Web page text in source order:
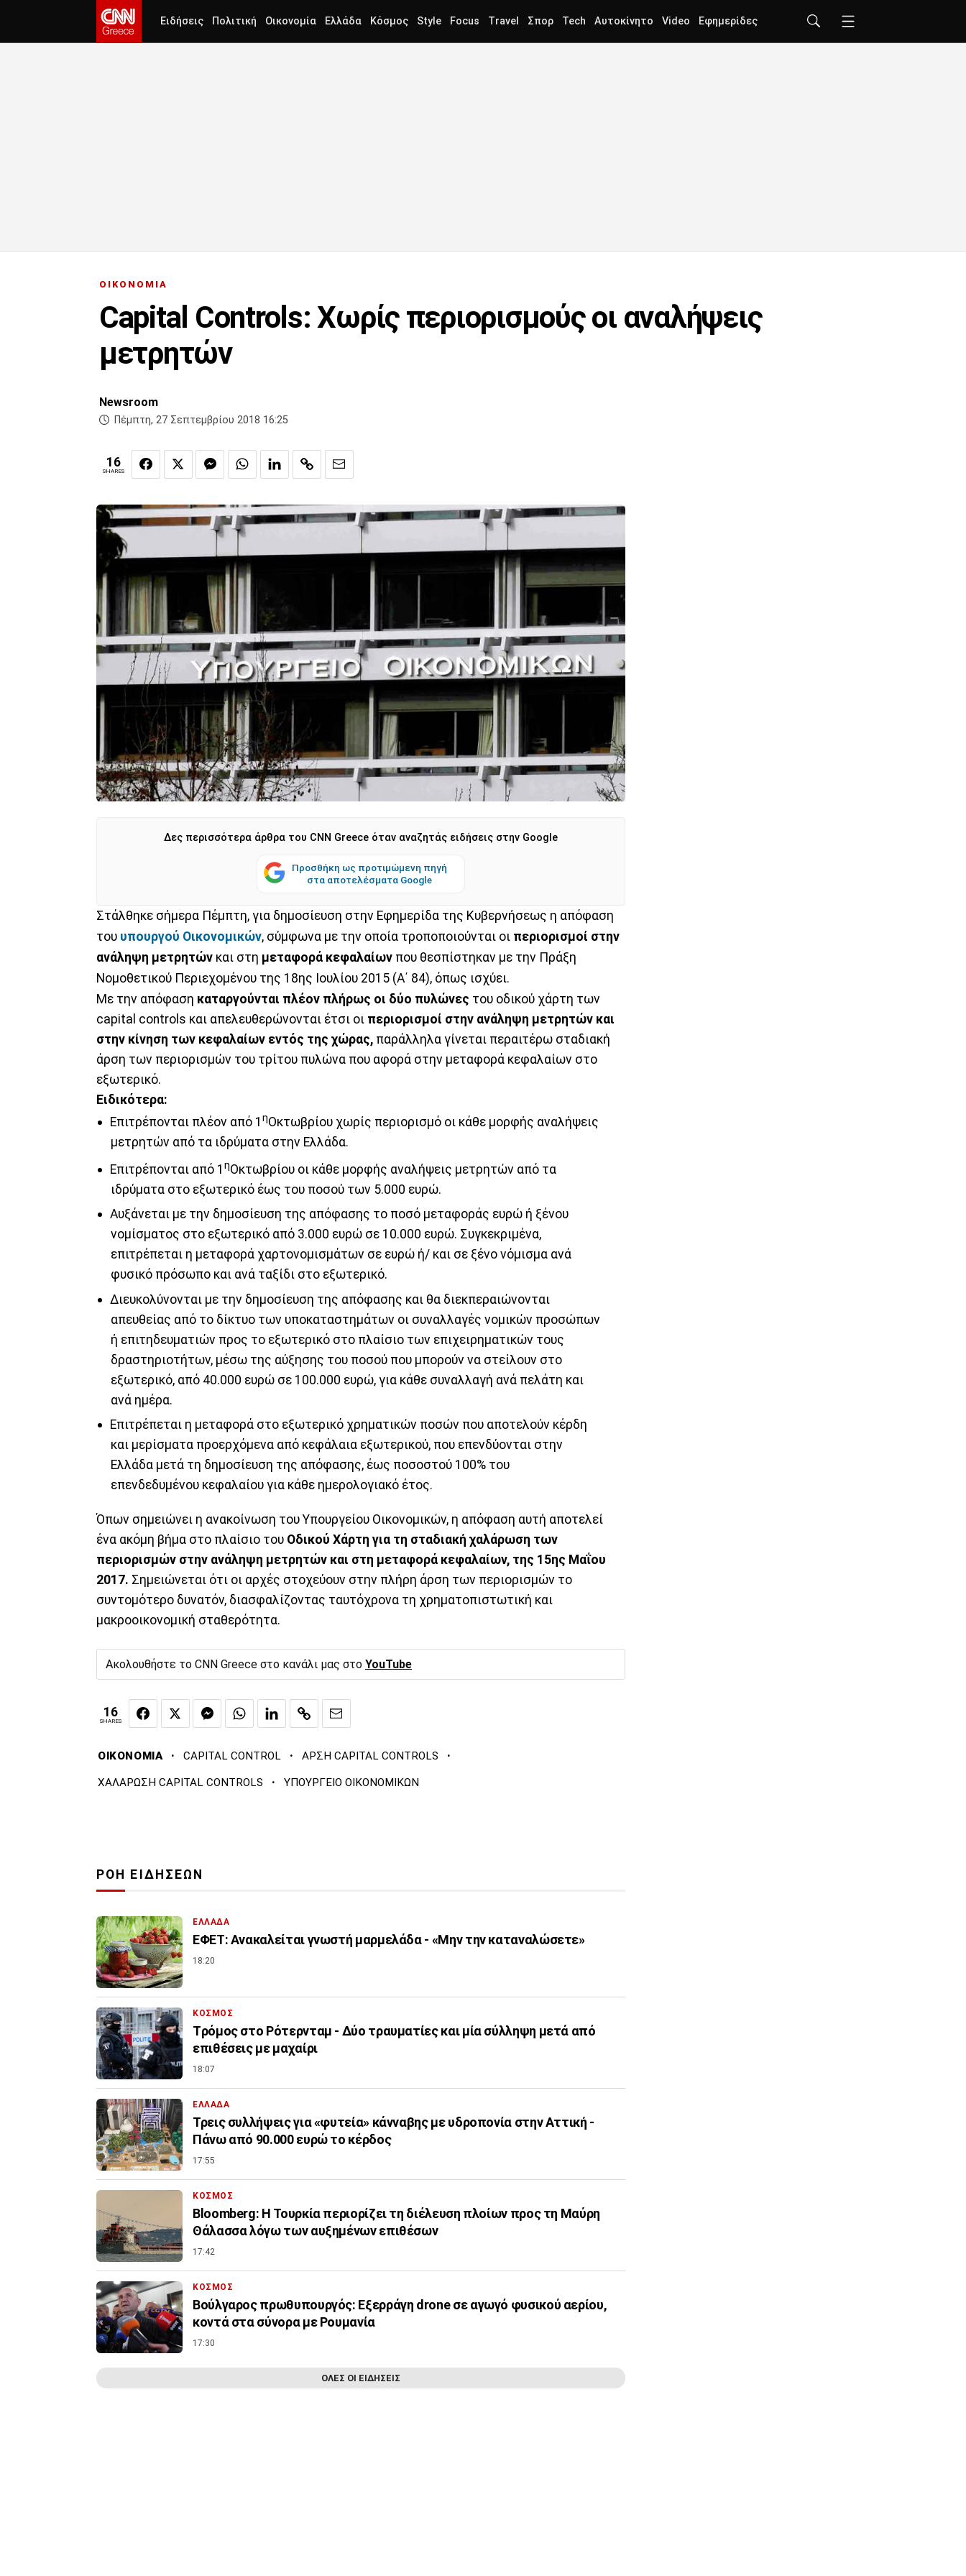
Ειδήσεις Πολιτική Οικονομία Ελλάδα Κόσμος Style Focus Travel Σπορ Tech Αυτοκίνητο Video Εφημερίδες
ΟΙΚΟΝΟΜΙΑ
Capital Controls: Χωρίς περιορισμούς οι αναλήψεις
μετρητών
Newsroom
Πέμπτη, 27 Σεπτεμβρίου 2018 16:25
16
SHARES
Δες περισσότερα άρθρα του CNN Greece όταν αναζητάς ειδήσεις στην Google
Προσθήκη ως προτιμώμενη πηγή
στα αποτελέσματα Google
Στάλθηκε σήμερα Πέμπτη, για δημοσίευση στην Εφημερίδα της Κυβερνήσεως η απόφαση
του υπουργού Οικονομικών, σύμφωνα με την οποία τροποποιούνται οι περιορισμοί στην
ανάληψη μετρητών και στη μεταφορά κεφαλαίων που θεσπίστηκαν με την Πράξη
Νομοθετικού Περιεχομένου της 18ης Ιουλίου 2015 (Α΄ 84), όπως ισχύει.
Με την απόφαση καταργούνται πλέον πλήρως οι δύο πυλώνες του οδικού χάρτη των
capital controls και απελευθερώνονται έτσι οι περιορισμοί στην ανάληψη μετρητών και
στην κίνηση των κεφαλαίων εντός της χώρας, παράλληλα γίνεται περαιτέρω σταδιακή
άρση των περιορισμών του τρίτου πυλώνα που αφορά στην μεταφορά κεφαλαίων στο
εξωτερικό.
Ειδικότερα:
Επιτρέπονται πλέον από 1 ηΟκτωβρίου χωρίς περιορισμό οι κάθε μορφής αναλήψεις
μετρητών από τα ιδρύματα στην Ελλάδα.
Επιτρέπονται από 1 ηΟκτωβρίου οι κάθε μορφής αναλήψεις μετρητών από τα
ιδρύματα στο εξωτερικό έως του ποσού των 5.000 ευρώ.
Αυξάνεται με την δημοσίευση της απόφασης το ποσό μεταφοράς ευρώ ή ξένου
νομίσματος στο εξωτερικό από 3.000 ευρώ σε 10.000 ευρώ. Συγκεκριμένα,
επιτρέπεται η μεταφορά χαρτονομισμάτων σε ευρώ ή/ και σε ξένο νόμισμα ανά
φυσικό πρόσωπο και ανά ταξίδι στο εξωτερικό.
Διευκολύνονται με την δημοσίευση της απόφασης και θα διεκπεραιώνονται
απευθείας από το δίκτυο των υποκαταστημάτων οι συναλλαγές νομικών προσώπων
ή επιτηδευματιών προς το εξωτερικό στο πλαίσιο των επιχειρηματικών τους
δραστηριοτήτων, μέσω της αύξησης του ποσού που μπορούν να στείλουν στο
εξωτερικό, από 40.000 ευρώ σε 100.000 ευρώ, για κάθε συναλλαγή ανά πελάτη και
ανά ημέρα.
Επιτρέπεται η μεταφορά στο εξωτερικό χρηματικών ποσών που αποτελούν κέρδη
και μερίσματα προερχόμενα από κεφάλαια εξωτερικού, που επενδύονται στην
Ελλάδα μετά τη δημοσίευση της απόφασης, έως ποσοστού 100% του
επενδεδυμένου κεφαλαίου για κάθε ημερολογιακό έτος.
Όπων σημειώνει η ανακοίνωση του Υπουργείου Οικονομικών, η απόφαση αυτή αποτελεί
ένα ακόμη βήμα στο πλαίσιο του Οδικού Χάρτη για τη σταδιακή χαλάρωση των
περιορισμών στην ανάληψη μετρητών και στη μεταφορά κεφαλαίων, της 15ης Μαΐου
2017. Σημειώνεται ότι οι αρχές στοχεύουν στην πλήρη άρση των περιορισμών το
συντομότερο δυνατόν, διασφαλίζοντας ταυτόχρονα τη χρηματοπιστωτική και
μακροοικονομική σταθερότητα.
Ακολουθήστε το CNN Greece στο κανάλι μας στο YouTube
16
SHARES
ΟΙΚΟΝΟΜΙΑ · CAPITAL CONTROL · ΑΡΣΗ CAPITAL CONTROLS ·
ΧΑΛΑΡΩΣΗ CAPITAL CONTROLS · ΥΠΟΥΡΓΕΙΟ ΟΙΚΟΝΟΜΙΚΩΝ
ΡΟΗ ΕΙΔΗΣΕΩΝ
ΕΛΛΑΔΑ
ΕΦΕΤ: Ανακαλείται γνωστή μαρμελάδα - «Μην την καταναλώσετε»
18:20
ΚΟΣΜΟΣ
Tρόμος στο Ρότερνταμ - Δύο τραυματίες και μία σύλληψη μετά από
επιθέσεις με μαχαίρι
18:07
ΕΛΛΑΔΑ
Τρεις συλλήψεις για «φυτεία» κάνναβης με υδροπονία στην Αττική -
Πάνω από 90.000 ευρώ το κέρδος
17:55
ΚΟΣΜΟΣ
Bloomberg: Η Τουρκία περιορίζει τη διέλευση πλοίων προς τη Μαύρη
Θάλασσα λόγω των αυξημένων επιθέσων
17:42
ΚΟΣΜΟΣ
Βούλγαρος πρωθυπουργός: Εξερράγη drone σε αγωγό φυσικού αερίου,
κοντά στα σύνορα με Ρουμανία
17:30
ΟΛΕΣ ΟΙ ΕΙΔΗΣΕΙΣ